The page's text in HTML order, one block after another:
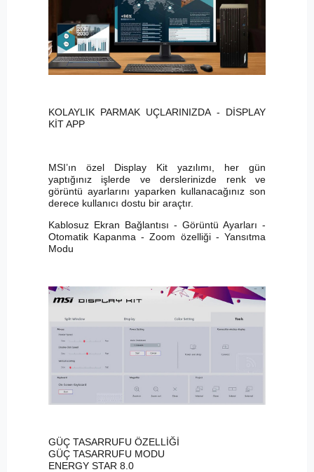
KOLAYLIK PARMAK UÇLARINIZDA - DİSPLAY
KİT APP
MSI’ın özel Display Kit yazılımı, her gün
yaptığınız işlerde ve derslerinizde renk ve
görüntü ayarlarını yaparken kullanacağınız son
derece kullanıcı dostu bir araçtır.
Kablosuz Ekran Bağlantısı - Görüntü Ayarları -
Otomatik Kapanma - Zoom özelliği - Yansıtma
Modu
GÜÇ TASARRUFU ÖZELLİĞİ
GÜÇ TASARRUFU MODU
ENERGY STAR 8.0